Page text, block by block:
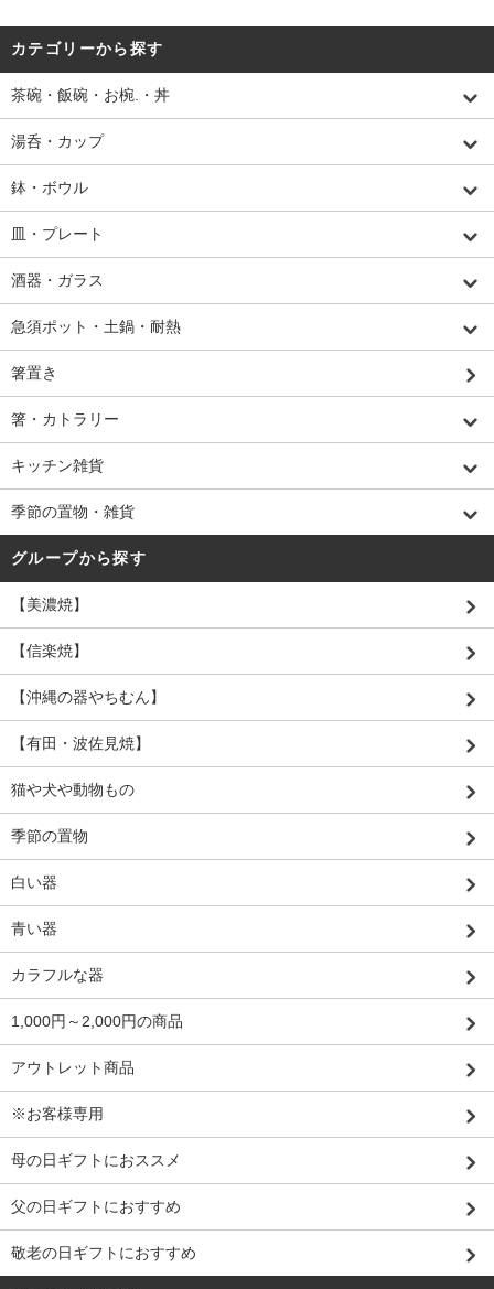
カテゴリーから探す
茶碗・飯碗・お椀.・丼
湯呑・カップ
鉢・ボウル
皿・プレート
酒器・ガラス
急須ポット・土鍋・耐熱
箸置き
箸・カトラリー
キッチン雑貨
季節の置物・雑貨
グループから探す
【美濃焼】
【信楽焼】
【沖縄の器やちむん】
【有田・波佐見焼】
猫や犬や動物もの
季節の置物
白い器
青い器
カラフルな器
1,000円～2,000円の商品
アウトレット商品
※お客様専用
母の日ギフトにおススメ
父の日ギフトにおすすめ
敬老の日ギフトにおすすめ